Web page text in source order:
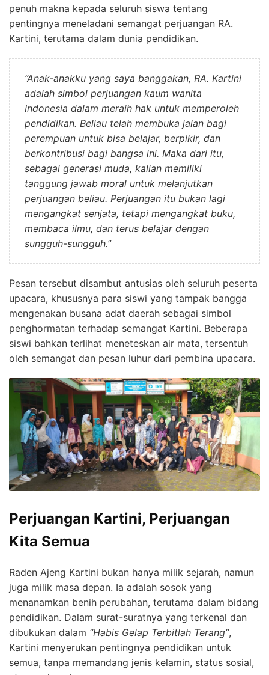
penuh makna kepada seluruh siswa tentang
pentingnya meneladani semangat perjuangan RA.
Kartini, terutama dalam dunia pendidikan.
“Anak-anakku yang saya banggakan, RA. Kartini
adalah simbol perjuangan kaum wanita
Indonesia dalam meraih hak untuk memperoleh
pendidikan. Beliau telah membuka jalan bagi
perempuan untuk bisa belajar, berpikir, dan
berkontribusi bagi bangsa ini. Maka dari itu,
sebagai generasi muda, kalian memiliki
tanggung jawab moral untuk melanjutkan
perjuangan beliau. Perjuangan itu bukan lagi
mengangkat senjata, tetapi mengangkat buku,
membaca ilmu, dan terus belajar dengan
sungguh-sungguh.”
Pesan tersebut disambut antusias oleh seluruh peserta
upacara, khususnya para siswi yang tampak bangga
mengenakan busana adat daerah sebagai simbol
penghormatan terhadap semangat Kartini. Beberapa
siswi bahkan terlihat meneteskan air mata, tersentuh
oleh semangat dan pesan luhur dari pembina upacara.
Perjuangan Kartini, Perjuangan
Kita Semua
Raden Ajeng Kartini bukan hanya milik sejarah, namun
juga milik masa depan. Ia adalah sosok yang
menanamkan benih perubahan, terutama dalam bidang
pendidikan. Dalam surat-suratnya yang terkenal dan
dibukukan dalam “Habis Gelap Terbitlah Terang”,
Kartini menyerukan pentingnya pendidikan untuk
semua, tanpa memandang jenis kelamin, status sosial,